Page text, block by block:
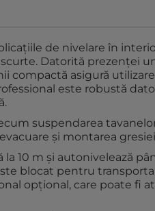
de nivelare în
Datorită prezenţei
compactă asigură
este robustă
suspendarea
şi montarea
la 10 m şi autonivelează
blocat pentru
opţional, care poate fi